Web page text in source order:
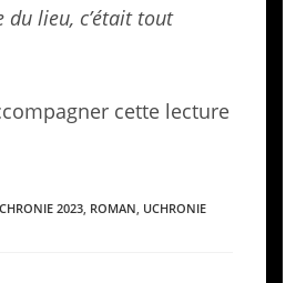
lieu, c’était tout
cette lecture
2023, ROMAN, UCHRONIE